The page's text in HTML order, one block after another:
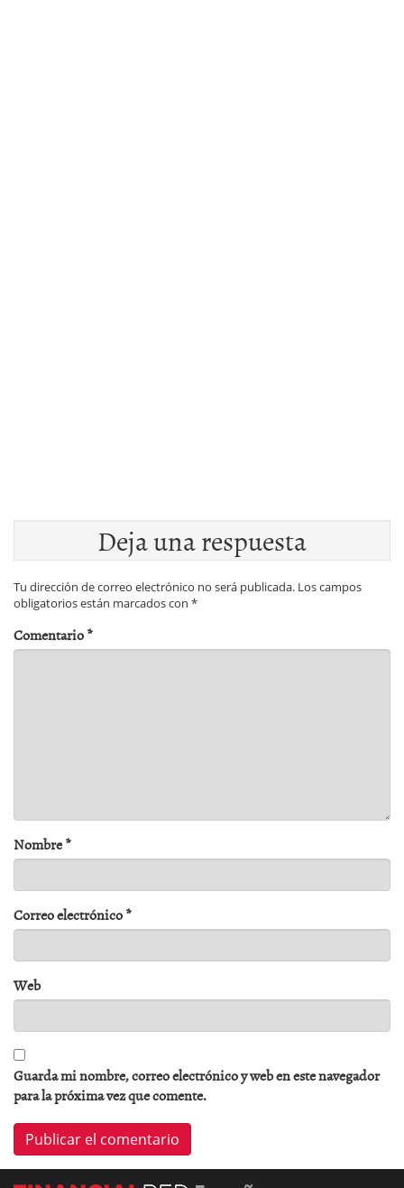
Deja una respuesta
Tu dirección de correo electrónico no será publicada. Los campos
obligatorios están marcados con *
Comentario*
Nombre*
Correo electrónico*
Web
Guarda mi nombre, correo electrónico y web en este navegador
para la próxima vez que comente.